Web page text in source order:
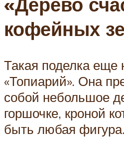
кофейных
Такая поделка еще
«Топиарий». Она
собой небольшое
горшочке, кроной
быть любая